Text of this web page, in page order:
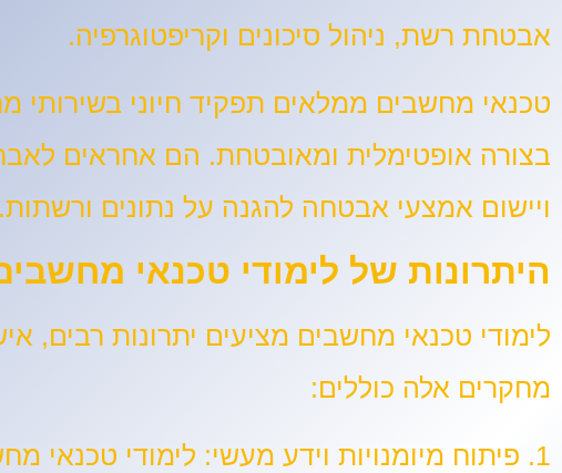
אבטחת רשת, ניהול סיכונים וקריפטוגרפיה.
טכנאי מחשבים ממלאים תפקיד חיוני בשירותי
בצורה אופטימלית ומאובטחת. הם אחראים
ויישום אמצעי אבטחה להגנה על נתונים ורשתות.
היתרונות של לימודי טכנאי
לימודי טכנאי מחשבים מציעים יתרונות רבים,
מחקרים אלה כוללים:
1. פיתוח מיומנויות וידע מעשי:
לימודי טכנאי